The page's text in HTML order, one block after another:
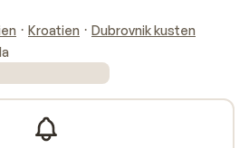
Kroatien
Dubrovnik kusten